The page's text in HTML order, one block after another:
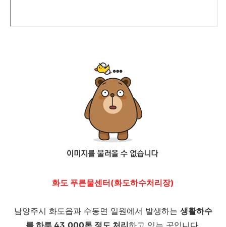
화도 푸른물센터(화도하수처리장)
남양주시 화도읍과 수동면 일원에서 발생하는 생활하수
를 하루 43,000톤 정도 처리하고 있는 곳입니다.